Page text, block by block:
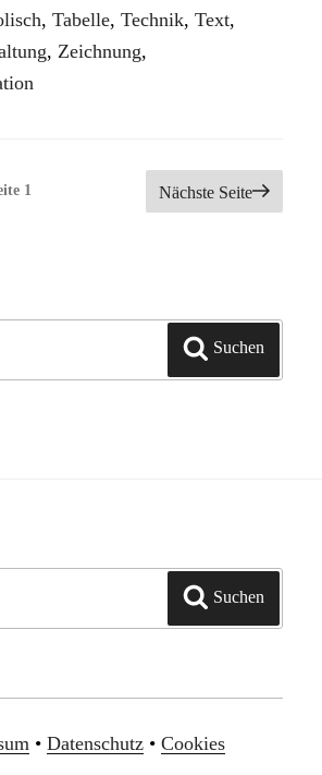
, Tabelle, Technik, Text,
, Zeichnung,
1 Nächste Seite
Suchen
Suchen
• Datenschutz • Cookies